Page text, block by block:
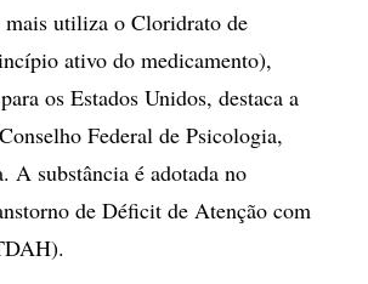
mais utiliza o Cloridrato de
ativo do medicamento),
os Estados Unidos, destaca a
Federal de Psicologia,
A substância é adotada no
de Déficit de Atenção com